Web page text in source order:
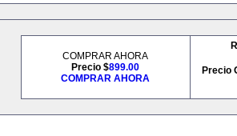
COMPRAR AHORA
Precio $899.00
COMPRAR AHORA
Precio